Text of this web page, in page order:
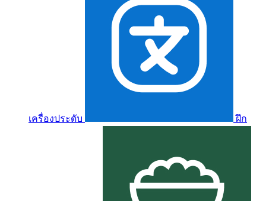
เครื่องประดับ ฝึก